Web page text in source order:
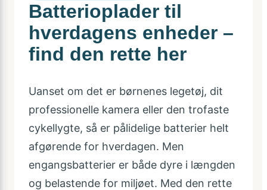
Batterioplader til
hverdagens enheder –
find den rette her
Uanset om det er børnenes legetøj, dit
professionelle kamera eller den trofaste
cykellygte, så er pålidelige batterier helt
afgørende for hverdagen. Men
engangsbatterier er både dyre i længden
og belastende for miljøet. Med den rette